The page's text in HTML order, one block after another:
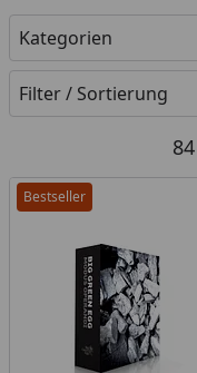
Kategorien
Filter / Sortierung
84
Bestseller